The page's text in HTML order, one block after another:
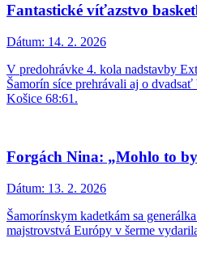
Fantastické víťazstvo
Dátum: 14. 2. 2026
V predohrávke 4. kola nadstavby
Šamorín síce prehrávali aj o
Košice 68:61.
Forgách Nina: „Mohlo to
Dátum: 13. 2. 2026
Šamorínskym kadetkám sa
majstrovstvá Európy v šerme